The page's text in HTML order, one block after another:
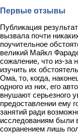
Первые отзывы
Публикация
вызвала почти
поучительное
великий Майкл
сожаление, что из-за
изучить их
Ома, то, когда,
одного из них, его
внушают серьезного
предоставлении ему
занятий ради
исследованиям были
сохранением лишь